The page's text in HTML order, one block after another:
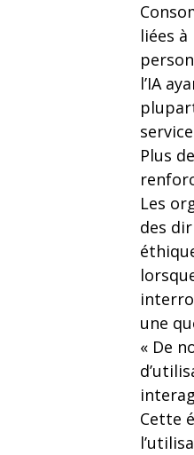
liées
l’IA
Plus
Les
des
une
« De
Cette